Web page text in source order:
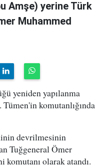
Amşe) yerine Türk
Muhammed
yeniden yapılanma
komutanlığında
devrilmesinin
Tuğgeneral Ömer
olarak atandı.